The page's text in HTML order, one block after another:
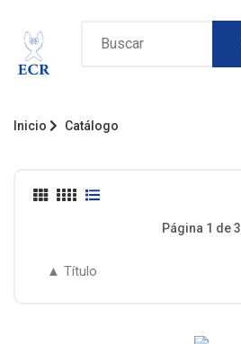
Inicio Catálogo
Página 1 de 3